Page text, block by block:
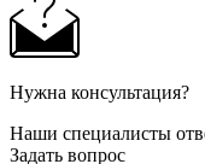
Нужна консультация?
Наши специалисты
Задать вопрос